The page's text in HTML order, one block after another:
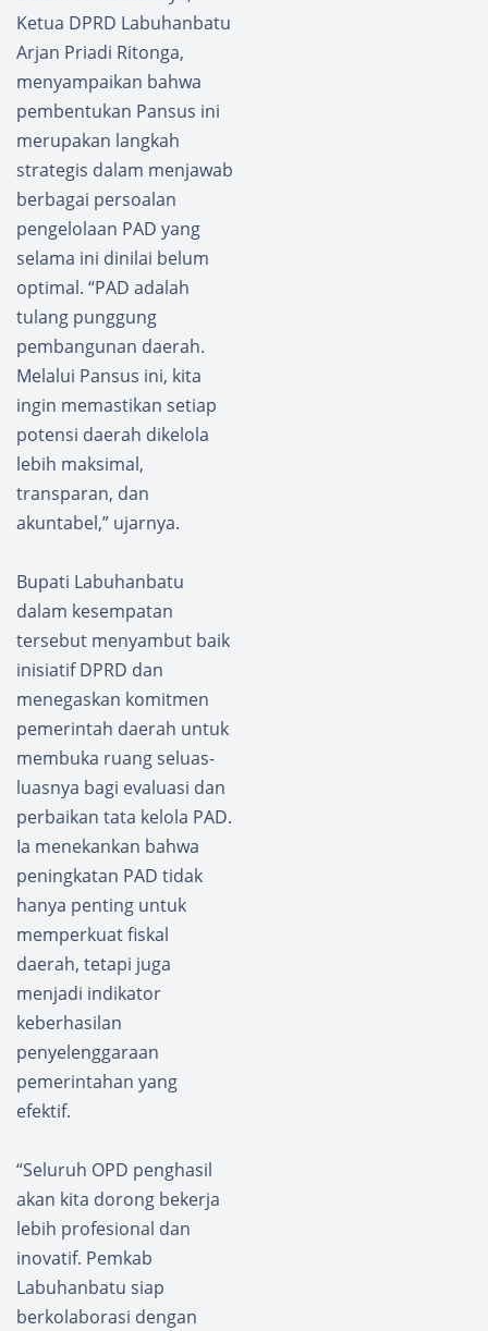
Ketua DPRD Labuhanbatu
Arjan Priadi Ritonga,
menyampaikan bahwa
pembentukan Pansus ini
merupakan langkah
strategis dalam menjawab
berbagai persoalan
pengelolaan PAD yang
selama ini dinilai belum
optimal. “PAD adalah
tulang punggung
pembangunan daerah.
Melalui Pansus ini, kita
ingin memastikan setiap
potensi daerah dikelola
lebih maksimal,
transparan, dan
akuntabel,” ujarnya.
Bupati Labuhanbatu
dalam kesempatan
tersebut menyambut baik
inisiatif DPRD dan
menegaskan komitmen
pemerintah daerah untuk
membuka ruang seluas-
luasnya bagi evaluasi dan
perbaikan tata kelola PAD.
Ia menekankan bahwa
peningkatan PAD tidak
hanya penting untuk
memperkuat fiskal
daerah, tetapi juga
menjadi indikator
keberhasilan
penyelenggaraan
pemerintahan yang
efektif.
“Seluruh OPD penghasil
akan kita dorong bekerja
lebih profesional dan
inovatif. Pemkab
Labuhanbatu siap
berkolaborasi dengan